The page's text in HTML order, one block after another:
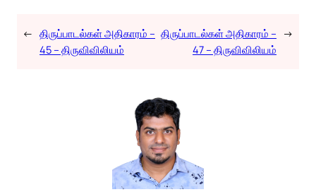
← திருப்பாடல்கள் அதிகாரம் –
45 – திருவிவிலியம்
திருப்பாடல்கள் அதிகாரம் –
47 – திருவிவிலியம்
→